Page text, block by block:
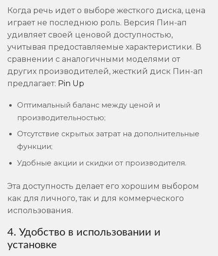
Когда речь идет о выборе жесткого диска, цена
играет не последнюю роль. Версия Пин-ап
удивляет своей ценовой доступностью,
учитывая предоставляемые характеристики. В
сравнении с аналогичными моделями от
других производителей, жесткий диск Пин-ап
предлагает: Pin Up
Оптимальный баланс между ценой и
производительностью;
Отсутствие скрытых затрат на дополнительные
функции;
Удобные акции и скидки от производителя.
Эта доступность делает его хорошим выбором
как для личного, так и для коммерческого
использования.
4. Удобство в использовании и
установке